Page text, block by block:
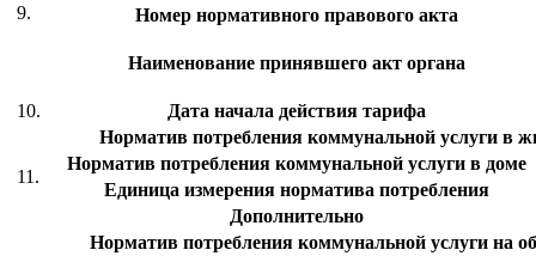
9.
Номер нормативного правового акта
Наименование принявшего акт органа
10. Дата начала действия тарифа
11.
Норматив потребления коммунальной услуги в
Норматив потребления коммунальной услуги в доме
Единица измерения норматива потребления
Дополнительно
Норматив потребления коммунальной услуги на